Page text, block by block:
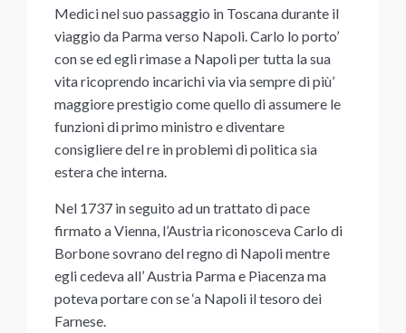
Medici nel suo passaggio in Toscana durante il
viaggio da Parma verso Napoli. Carlo lo porto’
con se ed egli rimase a Napoli per tutta la sua
vita ricoprendo incarichi via via sempre di più’
maggiore prestigio come quello di assumere le
funzioni di primo ministro e diventare
consigliere del re in problemi di politica sia
estera che interna.
Nel 1737 in seguito ad un trattato di pace
firmato a Vienna, l’Austria riconosceva Carlo di
Borbone sovrano del regno di Napoli mentre
egli cedeva all’ Austria Parma e Piacenza ma
poteva portare con se ‘a Napoli il tesoro dei
Farnese.